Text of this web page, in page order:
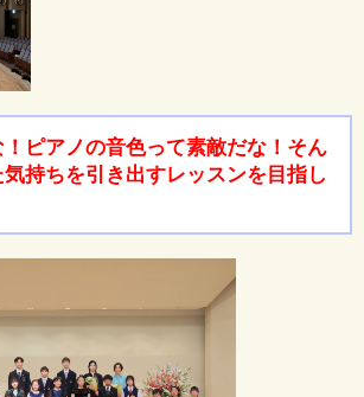
ピアノの音色って素敵だな！そん
持ちを引き出すレッスンを目指し